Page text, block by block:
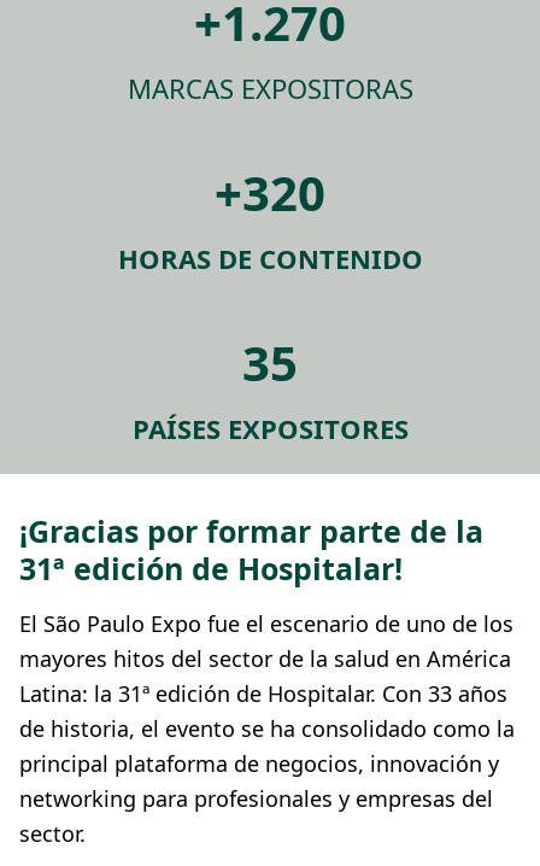
+1.270
MARCAS EXPOSITORAS
+320
HORAS DE CONTENIDO
35
PAÍSES EXPOSITORES
¡Gracias por formar parte de la
31ª edición de Hospitalar!
El São Paulo Expo fue el escenario de uno de los
mayores hitos del sector de la salud en América
Latina: la 31ª edición de Hospitalar. Con 33 años
de historia, el evento se ha consolidado como la
principal plataforma de negocios, innovación y
networking para profesionales y empresas del
sector.